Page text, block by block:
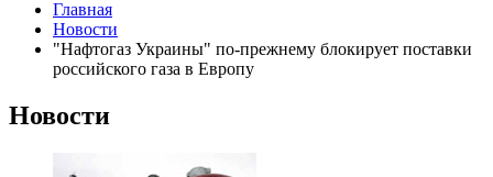
Главная
Новости
"Нафтогаз Украины" по-прежнему блокирует поставки
российского газа в Европу
Новости